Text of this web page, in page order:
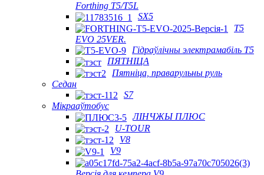
Forthing T5/T5L
SX5
T5
EVO 25VER.
Гідраўлічны электрамабіль T5
ПЯТНІЦА
Пятніца, праварульны руль
Седан
S7
Мікрааўтобус
ЛІНЧЖЫ ПЛЮС
U-TOUR
V8
V9